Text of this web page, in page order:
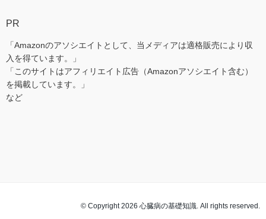
PR
「Amazonのアソシエイトとして、当メディアは適格販売により収
入を得ています。」
「このサイトはアフィリエイト広告（Amazonアソシエイト含む）
を掲載しています。」
など
© Copyright 2026 心臓病の基礎知識. All rights reserved.